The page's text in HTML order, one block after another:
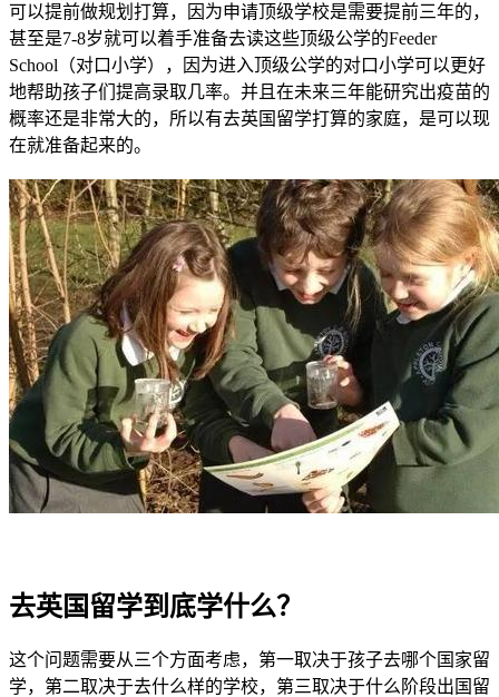
可以提前做规划打算，因为申请顶级学校是需要提前三年的，
甚至是7-8岁就可以着手准备去读这些顶级公学的Feeder
School（对口小学），因为进入顶级公学的对口小学可以更好
地帮助孩子们提高录取几率。并且在未来三年能研究出疫苗的
概率还是非常大的，所以有去英国留学打算的家庭，是可以现
在就准备起来的。
去英国留学到底学什么？
这个问题需要从三个方面考虑，第一取决于孩子去哪个国家留
学，第二取决于去什么样的学校，第三取决于什么阶段出国留